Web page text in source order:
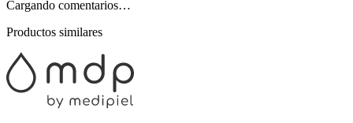
Cargando comentarios…
Productos similares